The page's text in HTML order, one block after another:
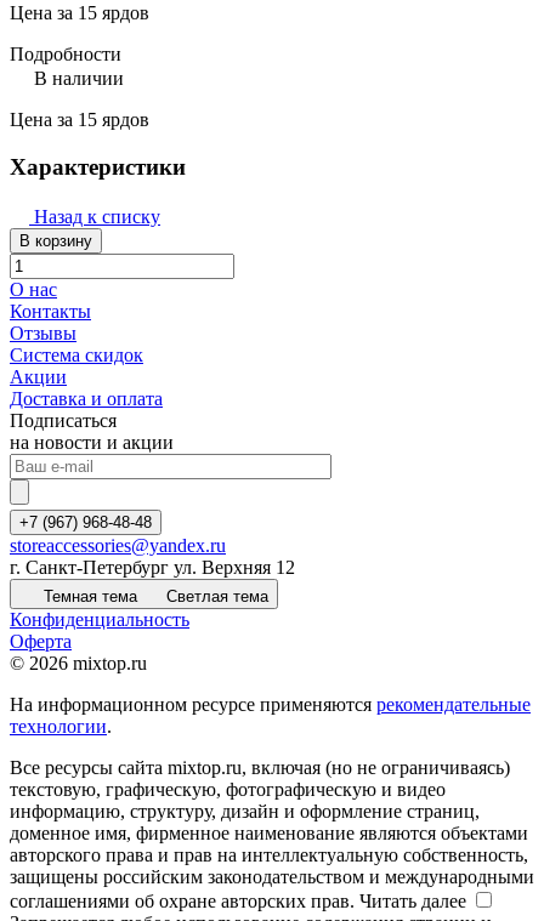
Цена за 15 ярдов
Подробности
В наличии
Цена за 15 ярдов
Характеристики
Назад к списку
В корзину
О нас
Контакты
Отзывы
Система скидок
Акции
Доставка и оплата
Подписаться
на новости и акции
+7 (967) 968-48-48
storeaccessories@yandex.ru
г. Санкт-Петербург ул. Верхняя 12
Темная тема Светлая тема
Конфиденциальность
Оферта
© 2026 mixtop.ru
На информационном ресурсе применяются рекомендательные
технологии.
Все ресурсы сайта mixtop.ru, включая (но не ограничиваясь)
текстовую, графическую, фотографическую и видео
информацию, структуру, дизайн и оформление страниц,
доменное имя, фирменное наименование являются объектами
авторского права и прав на интеллектуальную собственность,
защищены российским законодательством и международными
соглашениями об охране авторских прав. Читать далее